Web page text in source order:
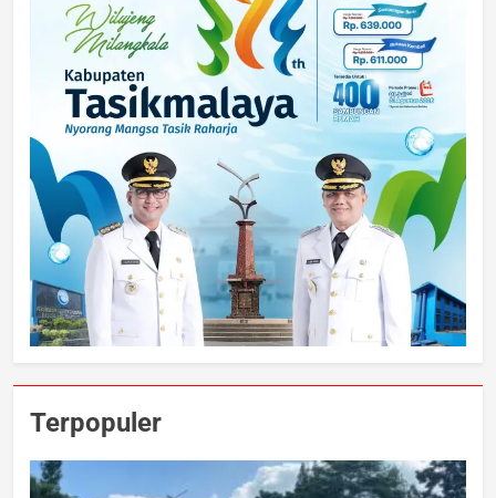
Terpopuler